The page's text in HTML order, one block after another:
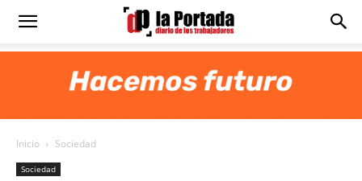
Diario
Portada
Inicio Sociedad
Sociedad